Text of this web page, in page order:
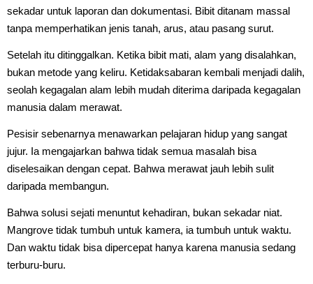
sekadar untuk laporan dan dokumentasi. Bibit ditanam massal
tanpa memperhatikan jenis tanah, arus, atau pasang surut.
Setelah itu ditinggalkan. Ketika bibit mati, alam yang disalahkan,
bukan metode yang keliru. Ketidaksabaran kembali menjadi dalih,
seolah kegagalan alam lebih mudah diterima daripada kegagalan
manusia dalam merawat.
Pesisir sebenarnya menawarkan pelajaran hidup yang sangat
jujur. Ia mengajarkan bahwa tidak semua masalah bisa
diselesaikan dengan cepat. Bahwa merawat jauh lebih sulit
daripada membangun.
Bahwa solusi sejati menuntut kehadiran, bukan sekadar niat.
Mangrove tidak tumbuh untuk kamera, ia tumbuh untuk waktu.
Dan waktu tidak bisa dipercepat hanya karena manusia sedang
terburu-buru.